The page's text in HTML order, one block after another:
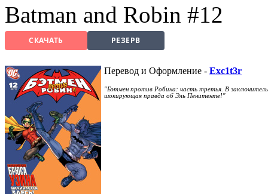
Batman and Robin #12
СКАЧАТЬ РЕЗЕРВ
Перевод и Оформление - Exc1t3r
"Бэтмен против Робина: часть третья. В
шокирующая правда об Эль Пенитенте!"